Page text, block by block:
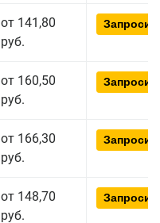
от 141,80
руб.
от 160,50
руб.
от 166,30
руб.
от 148,70
руб.